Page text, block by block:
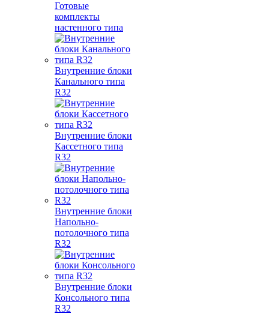
Готовые
комплекты
настенного типа
Внутренние блоки
Канального типа
R32
Внутренние блоки
Кассетного типа
R32
Внутренние блоки
Напольно-
потолочного типа
R32
Внутренние блоки
Консольного типа
R32